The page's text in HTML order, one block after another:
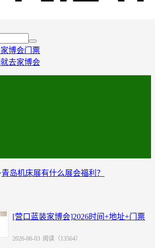
家博会门票
青岛机床展有什么展会福利？
[营口蓝装家博会]2026时间+地址+门票
2026-06-03 阅读（13564）